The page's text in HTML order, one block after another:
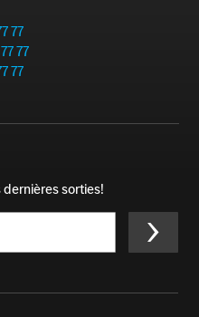
77
77
77
sorties!